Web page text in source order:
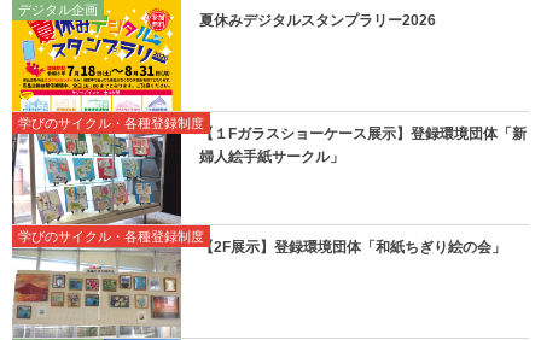
デジタル企画
夏休みデジタルスタンプラリー2026
学びのサイクル・各種登録制度
【１Fガラスショーケース展示】登録環境団体「新
婦人絵手紙サークル」
学びのサイクル・各種登録制度
【2F展示】登録環境団体「和紙ちぎり絵の会」